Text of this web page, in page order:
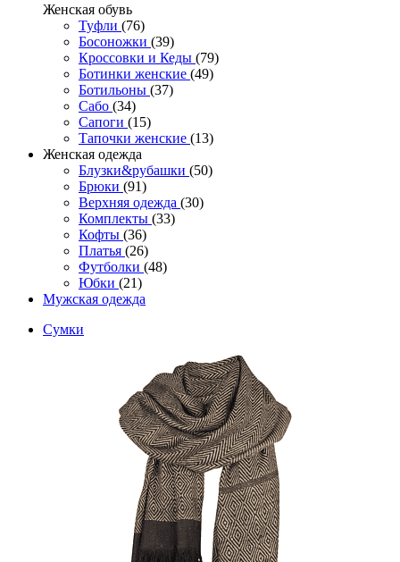
Женcкая обувь
Туфли (76)
Босоножки (39)
Кроссовки и Кеды (79)
Ботинки женские (49)
Ботильоны (37)
Сабо (34)
Сапоги (15)
Тапочки женские (13)
Женская одежда
Блузки&рубашки (50)
Брюки (91)
Верхняя одежда (30)
Комплекты (33)
Кофты (36)
Платья (26)
Футболки (48)
Юбки (21)
Мужская одежда
Сумки